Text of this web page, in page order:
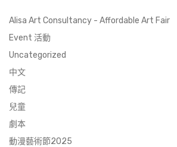
Alisa Art Consultancy - Affordable Art Fair
Event 活動
Uncategorized
中文
傳記
兒童
劇本
動漫藝術節2025